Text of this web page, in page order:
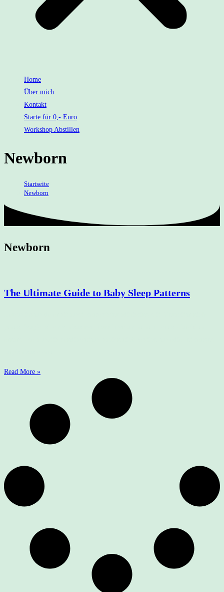
Home
Über mich
Kontakt
Starte für 0,- Euro
Workshop Abstillen
Newborn
Startseite
Newborn
Newborn
The Ultimate Guide to Baby Sleep Patterns
Read More »